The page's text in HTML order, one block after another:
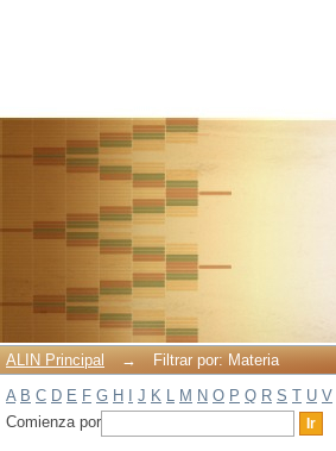
ALIN Principal →
Filtrar por: Materia
A B C D E F G H J K L M N O P Q R S T U V
Comienza por